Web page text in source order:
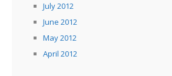
July 2012
June 2012
May 2012
April 2012